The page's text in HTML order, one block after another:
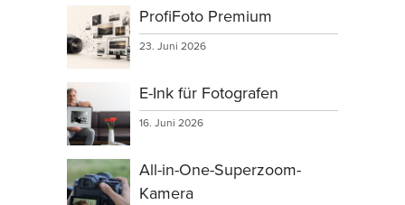
ProfiFoto Premium
23. Juni 2026
E-Ink für Fotografen
16. Juni 2026
All-in-One-Superzoom-
Kamera